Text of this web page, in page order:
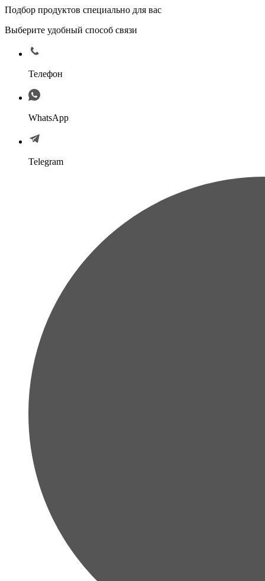
Подбор продуктов специально для вас
Выберите удобный способ связи
Телефон
WhatsApp
Telegram